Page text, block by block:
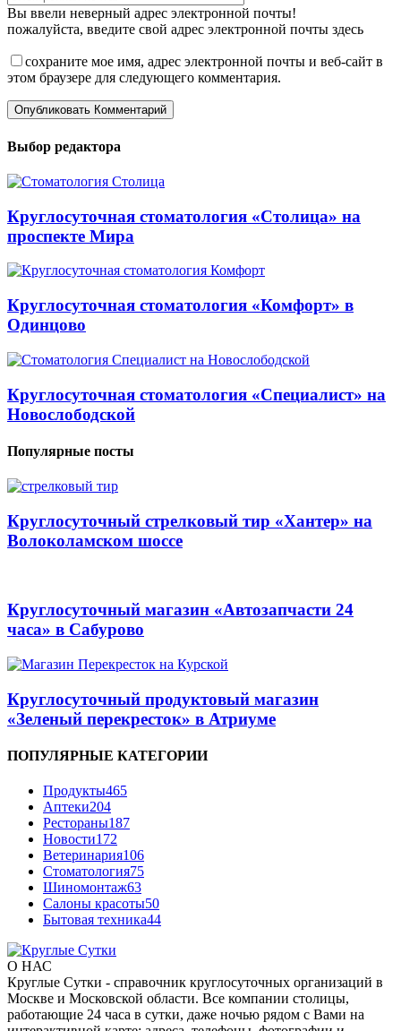
Вы ввели неверный адрес электронной почты!
пожалуйста, введите свой адрес электронной почты здесь
сохраните мое имя, адрес электронной почты и веб-сайт в
этом браузере для следующего комментария.
Выбор редактора
Круглосуточная стоматология «Столица» на
проспекте Мира
Круглосуточная стоматология «Комфорт» в
Одинцово
Круглосуточная стоматология «Специалист» на
Новослободской
Популярные посты
Круглосуточный стрелковый тир «Хантер» на
Волоколамском шоссе
Круглосуточный магазин «Автозапчасти 24
часа» в Сабурово
Круглосуточный продуктовый магазин
«Зеленый перекресток» в Атриуме
ПОПУЛЯРНЫЕ КАТЕГОРИИ
Продукты465
Аптеки204
Рестораны187
Новости172
Ветеринария106
Стоматология75
Шиномонтаж63
Салоны красоты50
Бытовая техника44
О НАС
Круглые Сутки - справочник круглосуточных организаций в
Москве и Московской области. Все компании столицы,
работающие 24 часа в сутки, даже ночью рядом с Вами на